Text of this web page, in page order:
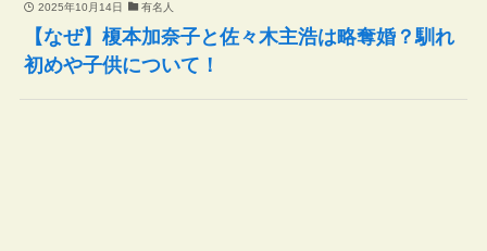
2025年10月14日 有名人
【なぜ】榎本加奈子と佐々木主浩は略奪婚？馴れ
初めや子供について！